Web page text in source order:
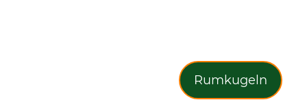
Rumkugeln